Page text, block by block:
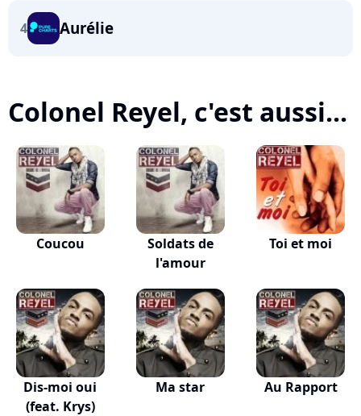
4 Aurélie
Colonel Reyel, c'est aussi...
Coucou
Soldats de
l'amour
Toi et moi
Dis-moi oui
(feat. Krys)
Ma star Au Rapport